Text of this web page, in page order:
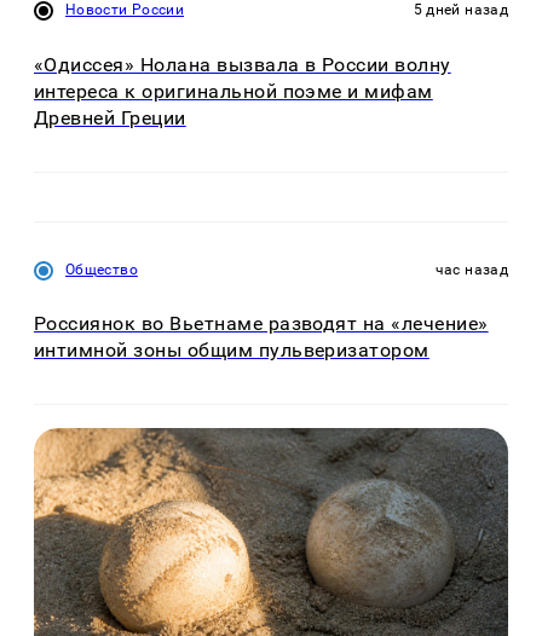
Новости России 5 дней назад
«Одиссея» Нолана вызвала в России волну
интереса к оригинальной поэме и мифам
Древней Греции
Общество час назад
Россиянок во Вьетнаме разводят на «лечение»
интимной зоны общим пульверизатором